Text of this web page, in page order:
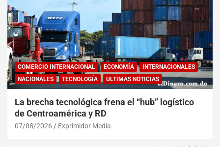
COMERCIO INTERNACIONAL ECONOMÍA
INTERNACIONALES
NACIONALES
TECNOLOGÍA ULTIMAS NOTICIAS
La brecha tecnológica frena el “hub” logístico
de Centroamérica y RD
07/08/2026 Exprimidor Media